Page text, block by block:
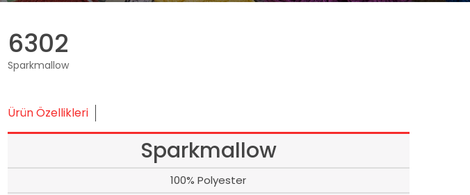
6302
Sparkmallow
Ürün Özellikleri
Sparkmallow
100% Polyester